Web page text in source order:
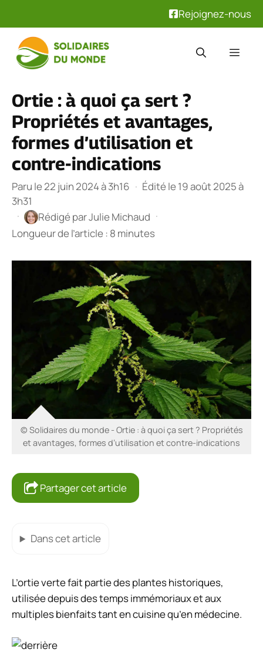
Rejoignez-nous
contenu
Ortie : à quoi ça sert ?
Propriétés et avantages,
formes d’utilisation et
contre-indications
Paru le 22 juin 2024 à 3h16 · Édité le 19 août 2025 à
3h31
·
Rédigé parJulie Michaud ·
Longueur de l’article : 8 minutes
© Solidaires du monde - Ortie : à quoi ça sert ? Propriétés
et avantages, formes d’utilisation et contre-indications
Partager cet article
Dans cet article
L’ortie verte fait partie des plantes historiques,
utilisée depuis des temps immémoriaux et aux
multiples bienfaits tant en cuisine qu’en médecine.